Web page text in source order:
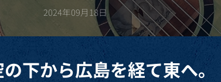
2024年09月18日
下から広島を経て東へ。